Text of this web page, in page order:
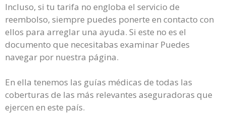
Incluso, si tu tarifa no engloba el servicio de
reembolso, siempre puedes ponerte en contacto con
ellos para arreglar una ayuda. Si este no es el
documento que necesitabas examinar Puedes
navegar por nuestra página.
En ella tenemos las guías médicas de todas las
coberturas de las más relevantes aseguradoras que
ejercen en este país.